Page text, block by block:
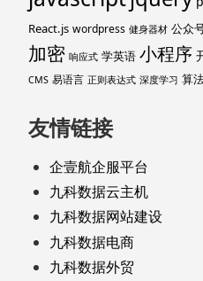
React.js wordpress 健身器材 公众
加密 响应式 学英语 小程序
CMS 易语言 正则表达式 深度学习 算
友情链接
企壹航企服平台
九科数据云主机
九科数据网站建设
九科数据电商
九科数据外贸